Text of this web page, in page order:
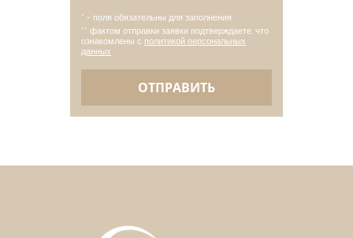
* - поля обязательны для заполнения
** фактом отправки заявки подтверждаете, что
ознакомлены с политикой персональных
данных
ОТПРАВИТЬ